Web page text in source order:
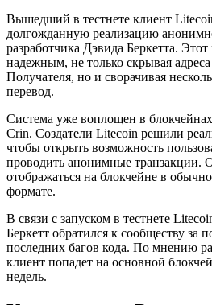
Вышедший в тестнете клиент
долгожданную реализацию
разработчика Дэвида Беркетта.
надежным, не только скрывая
Получателя, но и сворачивая
перевод.
Система уже воплощен в
Crin. Создатели Litecoin решили
чтобы открыть возможность
проводить анонимные транзакции.
отображаться на блокчейне в
формате.
В связи с запуском в тестнете
Беркетт обратился к сообществу
последних багов кода. По мнению
клиент попадет на основной
недель.